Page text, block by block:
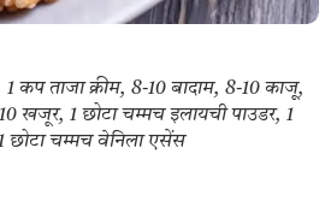
कप ताजा क्रीम, 8-10 बादाम, 8-10 काजू,
खजूर, 1 छोटा चम्मच इलायची पाउडर, 1
चम्मच वेनिला एसेंस